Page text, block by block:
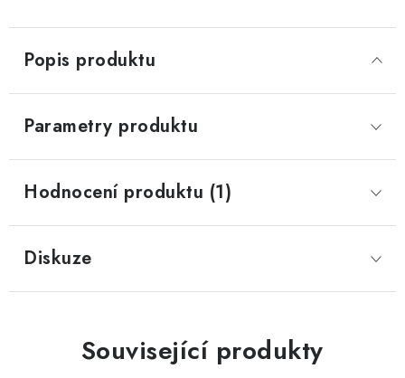
Popis produktu
Parametry produktu
Hodnocení produktu (1)
Diskuze
Související produkty